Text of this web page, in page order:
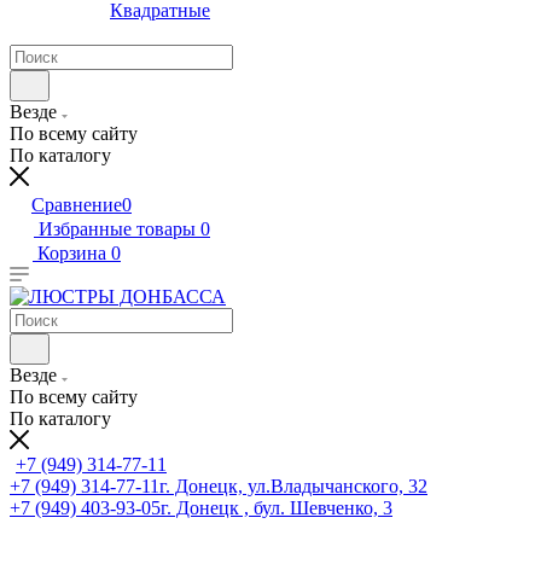
Квадратные
Везде
По всему сайту
По каталогу
Сравнение0
Избранные товары 0
Корзина 0
Везде
По всему сайту
По каталогу
+7 (949) 314-77-11
+7 (949) 314-77-11г. Донецк, ул.Владычанского, 32
+7 (949) 403-93-05г. Донецк , бул. Шевченко, 3